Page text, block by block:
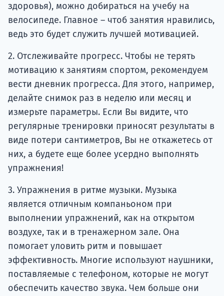
здоровья), можно добираться на учебу на
велосипеде. Главное – чтоб занятия нравились,
ведь это будет служить лучшей мотивацией.
2. Отслеживайте прогресс. Чтобы не терять
мотивацию к занятиям спортом, рекомендуем
вести дневник прогресса. Для этого, например,
делайте снимок раз в неделю или месяц и
измерьте параметры. Если Вы видите, что
регулярные тренировки приносят результаты в
виде потери сантиметров, Вы не откажетесь от
них, а будете еще более усердно выполнять
упражнения!
3. Упражнения в ритме музыки. Музыка
является отличным компаньоном при
выполнении упражнений, как на открытом
воздухе, так и в тренажерном зале. Она
помогает уловить ритм и повышает
эффективность. Многие используют наушники,
поставляемые с телефоном, которые не могут
обеспечить качество звука. Чем больше они